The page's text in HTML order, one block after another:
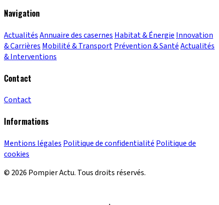
Navigation
ActualitésAnnuaire des casernes Habitat & Énergie Innovation
& Carrières Mobilité & TransportPrévention & SantéActualités
& Interventions
Contact
Contact
Informations
Mentions légales Politique de confidentialité Politique de
cookies
© 2026 Pompier Actu. Tous droits réservés.